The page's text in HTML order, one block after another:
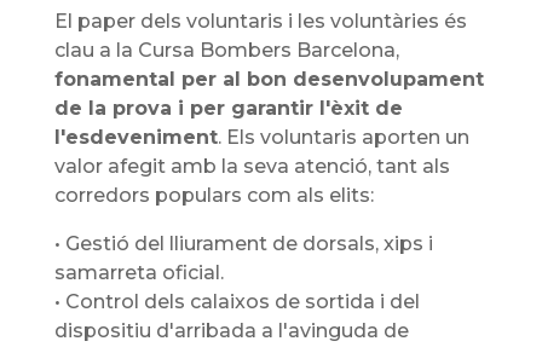
El paper dels voluntaris i les voluntàries és
clau a la Cursa Bombers Barcelona, ​​
fonamental per al bon desenvolupament
de la prova i per garantir l'èxit de
l'esdeveniment. Els voluntaris aporten un
valor afegit amb la seva atenció, tant als
corredors populars com als elits:
• Gestió del lliurament de dorsals, xips i
samarreta oficial.
• Control dels calaixos de sortida i del
dispositiu d'arribada a l'avinguda de